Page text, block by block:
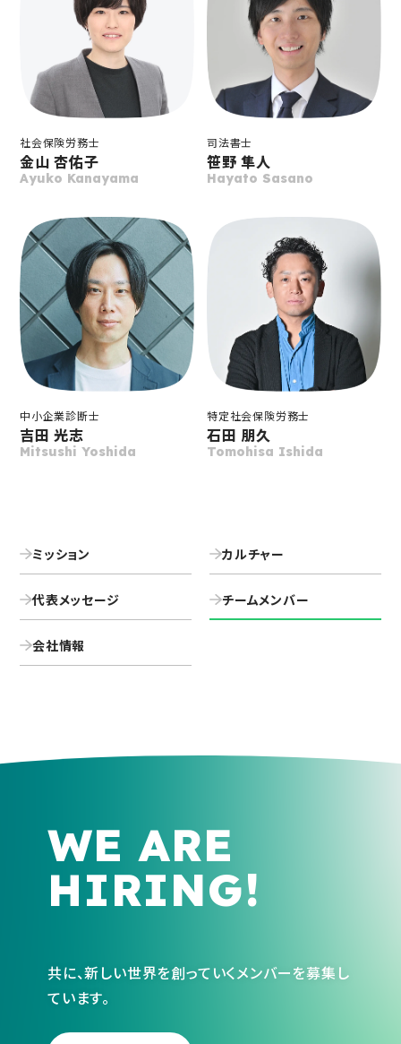
社会保険労務士
金山 杏佑子
Ayuko Kanayama
司法書士
笹野 隼人
Hayato Sasano
中小企業診断士
吉田 光志
Mitsushi Yoshida
特定社会保険労務士
石田 朋久
Tomohisa Ishida
ミッション カルチャー
代表メッセージ チームメンバー
会社情報
WE ARE
HIRING!
共に、新しい世界を創っていくメンバーを募集し
ています。